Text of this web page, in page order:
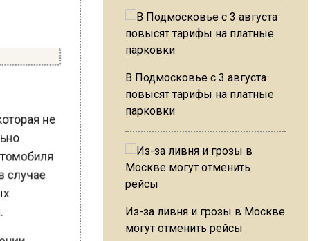
не
в случае
В Подмосковье с 3 августа
повысят тарифы на платные
парковки
Из-за ливня и грозы в Москве
могут отменить рейсы